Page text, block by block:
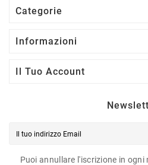
Categorie
Informazioni
Il Tuo Account
Puoi annullare l'iscrizione in